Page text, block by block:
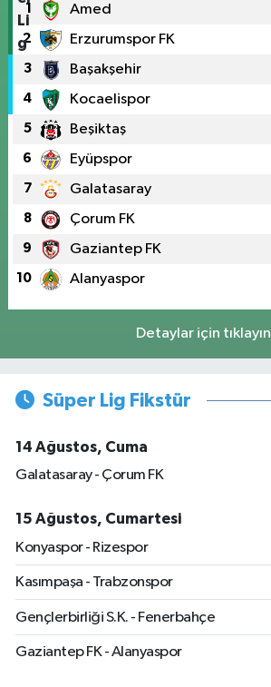
1 Amed
2 Erzurumspor FK
3 Başakşehir
4 Kocaelispor
5 Beşiktaş
6 Eyüpspor
7 Galatasaray
8 Çorum FK
9 Gaziantep FK
10 Alanyaspor
Detaylar için tıklayın
Süper Lig Fikstür
14 Ağustos, Cuma
Galatasaray - Çorum FK
15 Ağustos, Cumartesi
Konyaspor - Rizespor
Kasımpaşa - Trabzonspor
Gençlerbirliği S.K. - Fenerbahçe
Gaziantep FK - Alanyaspor